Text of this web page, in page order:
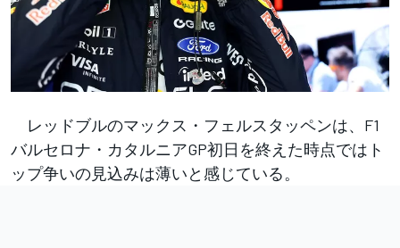
レッドブルのマックス・フェルスタッペンは、F1
バルセロナ・カタルニアGP初日を終えた時点ではト
ップ争いの見込みは薄いと感じている。